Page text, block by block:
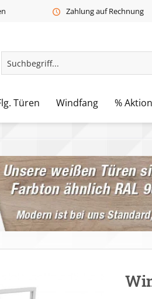
Zahlung auf Rechnung
Türen Windfang % Aktion